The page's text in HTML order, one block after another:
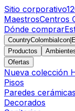
Sitio corporativo
MaestrosCentros
Dónde comprar
CountryColombiaIcon
Productos
Ofertas
Nueva colección
Pisos
Paredes cerámicas
Decorados